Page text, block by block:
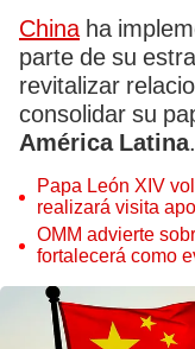
Chinaha
parte de su
revitalizar
consolidar su
América Latina.
Papa León XIV
realizará visita
OMM advierte
fortalecerá como